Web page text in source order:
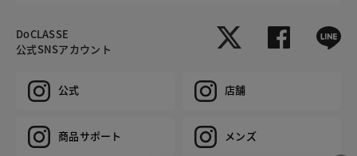
DoCLASSE
公式SNSアカウント
公式 店舗
商品サポート メンズ